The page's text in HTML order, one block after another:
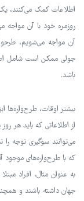
اطلاعات کمک می‌کنند، یک
روزمره خود با آن مواجه
آن مواجه می‌شویم،
جولی ممکن است شامل
باشد.
بیشتر اوقات، طرح‌واره‌ها
از اطلاعاتی که باید هر
می‌توانند سوگیری توجه را
که با طرح‌واره‌های موجود
به عنوان مثال، افراد
جهان داشته باشند و